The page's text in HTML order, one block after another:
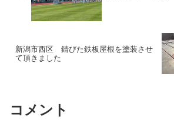
新潟市西区 錆びた鉄板屋根を塗装させ
て頂きました
コメント